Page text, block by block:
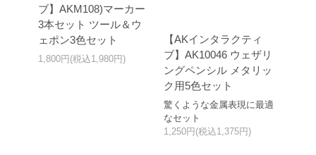
ブ】AKM108)マーカー
3本セット ツール＆ウ
ェポン3色セット
1,800円(税込1,980円)
【AKインタラクティ
ブ】AK10046 ウェザリ
ングペンシル メタリッ
ク用5色セット
驚くような金属表現に最適
なセット
1,250円(税込1,375円)